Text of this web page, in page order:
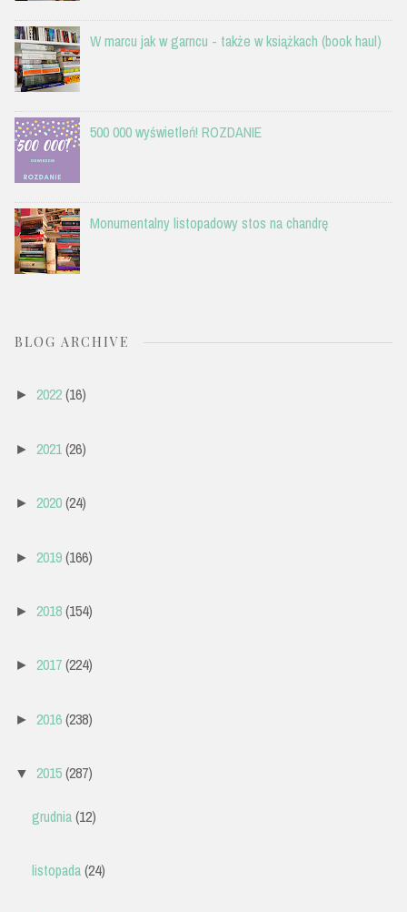
W marcu jak w garncu - także w książkach (book haul)
500 000 wyświetleń! ROZDANIE
Monumentalny listopadowy stos na chandrę
BLOG ARCHIVE
► 2022(16)
► 2021(26)
► 2020(24)
► 2019(166)
► 2018(154)
► 2017(224)
► 2016(238)
▼ 2015(287)
grudnia(12)
listopada(24)